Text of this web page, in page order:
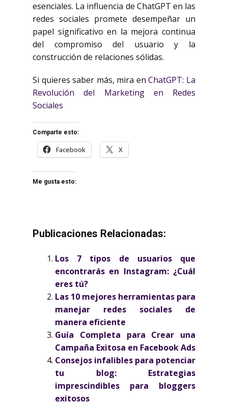
esenciales. La influencia de ChatGPT en las
redes sociales promete desempeñar un
papel significativo en la mejora continua
del compromiso del usuario y la
construcción de relaciones sólidas.
Si quieres saber más, mira enChatGPT: La
Revolución del Marketing en Redes
Sociales
Comparte esto:
Facebook X
Me gusta esto:
Publicaciones Relacionadas:
Los 7 tipos de usuarios que
encontrarás en Instagram: ¿Cuál
eres tú?
Las 10 mejores herramientas para
manejar redes sociales de
manera eficiente
Guía Completa para Crear una
Campaña Exitosa en Facebook Ads
Consejos infalibles para potenciar
tu blog: Estrategias
imprescindibles para bloggers
exitosos